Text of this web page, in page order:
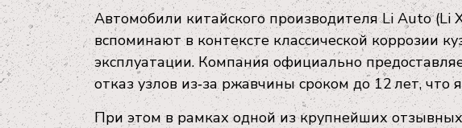
Автомобили китайского производителя Li Auto (Li
вспоминают в контексте классической коррозии
эксплуатации. Компания официально
отказ узлов из‑за ржавчины сроком до 12 лет,
При этом в рамках одной из крупнейших